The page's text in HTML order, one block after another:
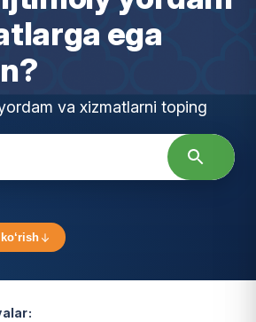
ega
va xizmatlarni toping